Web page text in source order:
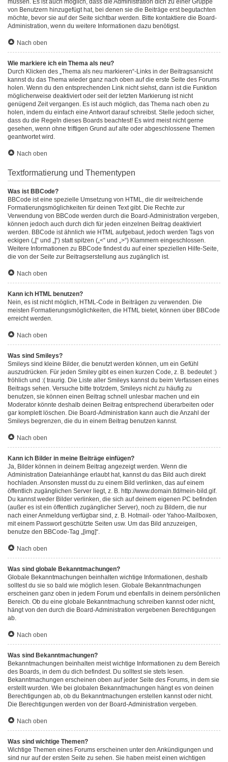
müssen. Es ist auch möglich, dass die Administration dich zu einer Gruppe
von Benutzern hinzugefügt hat, bei denen sie die Beiträge erst begutachten
möchte, bevor sie auf der Seite sichtbar werden. Bitte kontaktiere die Board-
Administration, wenn du weitere Informationen dazu benötigst.
Nach oben
Wie markiere ich ein Thema als neu?
Durch Klicken des „Thema als neu markieren“-Links in der Beitragsansicht
kannst du das Thema wieder ganz nach oben auf die erste Seite des Forums
holen. Wenn du den entsprechenden Link nicht siehst, dann ist die Funktion
möglicherweise deaktiviert oder seit der letzten Markierung ist nicht
genügend Zeit vergangen. Es ist auch möglich, das Thema nach oben zu
holen, indem du einfach eine Antwort darauf schreibst. Stelle jedoch sicher,
dass du die Regeln dieses Boards beachtest! Es wird meist nicht gerne
gesehen, wenn ohne triftigen Grund auf alte oder abgeschlossene Themen
geantwortet wird.
Nach oben
Textformatierung und Thementypen
Was ist BBCode?
BBCode ist eine spezielle Umsetzung von HTML, die dir weitreichende
Formatierungsmöglichkeiten für deinen Text gibt. Die Rechte zur
Verwendung von BBCode werden durch die Board-Administration vergeben,
können jedoch auch durch dich für jeden einzelnen Beitrag deaktiviert
werden. BBCode ist ähnlich wie HTML aufgebaut, jedoch werden Tags von
eckigen („[“ und „]“) statt spitzen („<“ und „>“) Klammern eingeschlossen.
Weitere Informationen zu BBCode findest du auf einer speziellen Hilfe-Seite,
die von der Seite zur Beitragserstellung aus zugänglich ist.
Nach oben
Kann ich HTML benutzen?
Nein, es ist nicht möglich, HTML-Code in Beiträgen zu verwenden. Die
meisten Formatierungsmöglichkeiten, die HTML bietet, können über BBCode
erreicht werden.
Nach oben
Was sind Smileys?
Smileys sind kleine Bilder, die benutzt werden können, um ein Gefühl
auszudrücken. Für jeden Smiley gibt es einen kurzen Code, z. B. bedeutet :)
fröhlich und :( traurig. Die Liste aller Smileys kannst du beim Verfassen eines
Beitrags sehen. Versuche bitte trotzdem, Smileys nicht zu häufig zu
benutzen, sie können einen Beitrag schnell unlesbar machen und ein
Moderator könnte deshalb deinen Beitrag entsprechend überarbeiten oder
gar komplett löschen. Die Board-Administration kann auch die Anzahl der
Smileys begrenzen, die du in einem Beitrag benutzen kannst.
Nach oben
Kann ich Bilder in meine Beiträge einfügen?
Ja, Bilder können in deinem Beitrag angezeigt werden. Wenn die
Administration Dateianhänge erlaubt hat, kannst du das Bild auch direkt
hochladen. Ansonsten musst du zu einem Bild verlinken, das auf einem
öffentlich zugänglichen Server liegt, z. B. http://www.domain.tld/mein-bild.gif.
Du kannst weder Bilder verlinken, die sich auf deinem eigenen PC befinden
(außer es ist ein öffentlich zugänglicher Server), noch zu Bildern, die nur
nach einer Anmeldung verfügbar sind, z. B. Hotmail- oder Yahoo-Mailboxen,
mit einem Passwort geschützte Seiten usw. Um das Bild anzuzeigen,
benutze den BBCode-Tag „[img]“.
Nach oben
Was sind globale Bekanntmachungen?
Globale Bekanntmachungen beinhalten wichtige Informationen, deshalb
solltest du sie so bald wie möglich lesen. Globale Bekanntmachungen
erscheinen ganz oben in jedem Forum und ebenfalls in deinem persönlichen
Bereich. Ob du eine globale Bekanntmachung schreiben kannst oder nicht,
hängt von den durch die Board-Administration vergebenen Berechtigungen
ab.
Nach oben
Was sind Bekanntmachungen?
Bekanntmachungen beinhalten meist wichtige Informationen zu dem Bereich
des Boards, in dem du dich befindest. Du solltest sie stets lesen.
Bekanntmachungen erscheinen oben auf jeder Seite des Forums, in dem sie
erstellt wurden. Wie bei globalen Bekanntmachungen hängt es von deinen
Berechtigungen ab, ob du Bekanntmachungen erstellen kannst oder nicht.
Die Berechtigungen werden von der Board-Administration vergeben.
Nach oben
Was sind wichtige Themen?
Wichtige Themen eines Forums erscheinen unter den Ankündigungen und
sind nur auf der ersten Seite zu sehen. Sie haben meist einen wichtigen